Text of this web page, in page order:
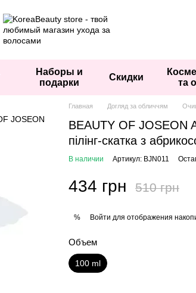
Наборы и
подарки
Скидки
та
Главная Догляд за обличчям
BEAUTY OF JOSEON
пілінг-скатка з
В наличии Артикул: BJN011
434 грн 510 грн
% Войти для отображения
Объем
100 ml